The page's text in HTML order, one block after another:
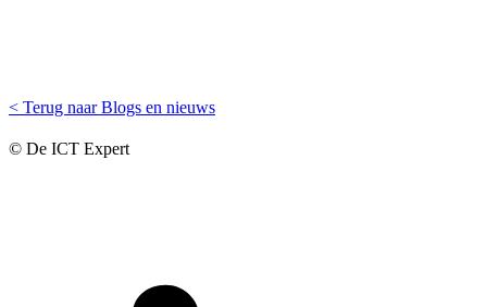
< Terug naar Blogs en nieuws
© De ICT Expert